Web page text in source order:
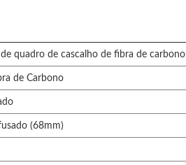
quadro de cascalho de fibra de carbono
de Carbono
(68mm)